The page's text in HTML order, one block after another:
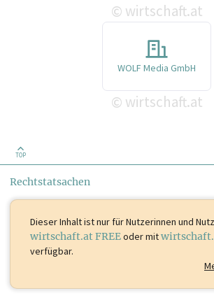
© wirtschaft.at
WOLF Media GmbH
© wirtschaft.at
TOP
Rechtstatsachen
Dieser Inhalt istnur für Nutzerinnen und
wirtschaft.at FREEoder mit
verfügbar.